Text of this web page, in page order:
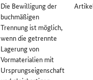
Die Bewilligung der
buchmäßigen
Trennung ist möglich,
wenn die getrennte
Lagerung von
Vormaterialien mit
Ursprungseigenschaft